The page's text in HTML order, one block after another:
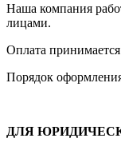
Наша компания
лицами.
Оплата принимается
Порядок
ДЛЯ